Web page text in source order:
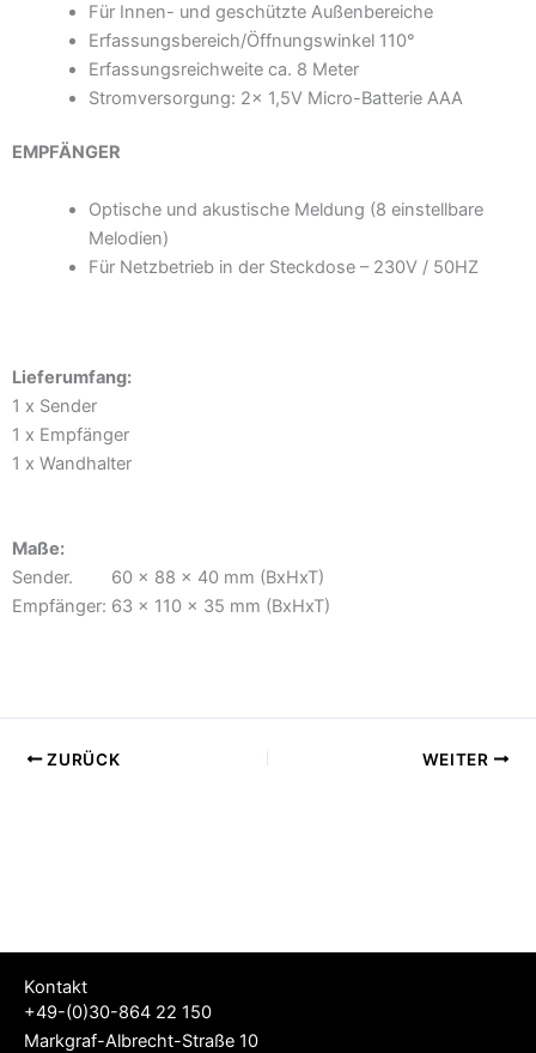
Für Innen- und geschützte Außenbereiche
Erfassungsbereich/Öffnungswinkel 110°
Erfassungsreichweite ca. 8 Meter
Stromversorgung: 2x 1,5V Micro-Batterie AAA
EMPFÄNGER
Optische und akustische Meldung (8 einstellbare
Melodien)
Für Netzbetrieb in der Steckdose – 230V / 50HZ
Lieferumfang:
1 x Sender
1 x Empfänger
1 x Wandhalter
Maße:
Sender. 60 x 88 x 40 mm (BxHxT)
Empfänger: 63 x 110 x 35 mm (BxHxT)
ZURÜCK WEITER
Kontakt
+49-(0)30-864 22 150
Markgraf-Albrecht-Straße 10